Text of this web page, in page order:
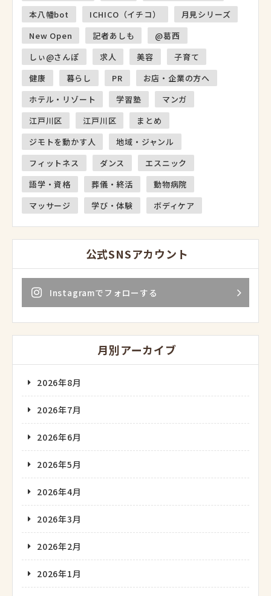
本八幡bot
ICHICO（イチコ）
月見シリーズ
New Open
記者あしも
@葛西
しぃ@さんぽ
求人 美容
子育て
健康
暮らし PR
お店・企業の方へ
ホテル・リゾート
学習塾
マンガ
江戸川区
江戸川区
まとめ
ジモトを動かす人
地域・ジャンル
フィットネス
ダンス
エスニック
語学・資格
葬儀・終活
動物病院
マッサージ
学び・体験 ボディケア
公式SNSアカウント
Instagramでフォローする
月別アーカイブ
2026年8月
2026年7月
2026年6月
2026年5月
2026年4月
2026年3月
2026年2月
2026年1月